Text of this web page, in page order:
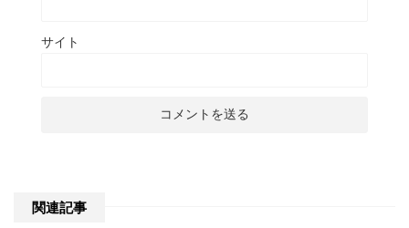
サイト
関連記事